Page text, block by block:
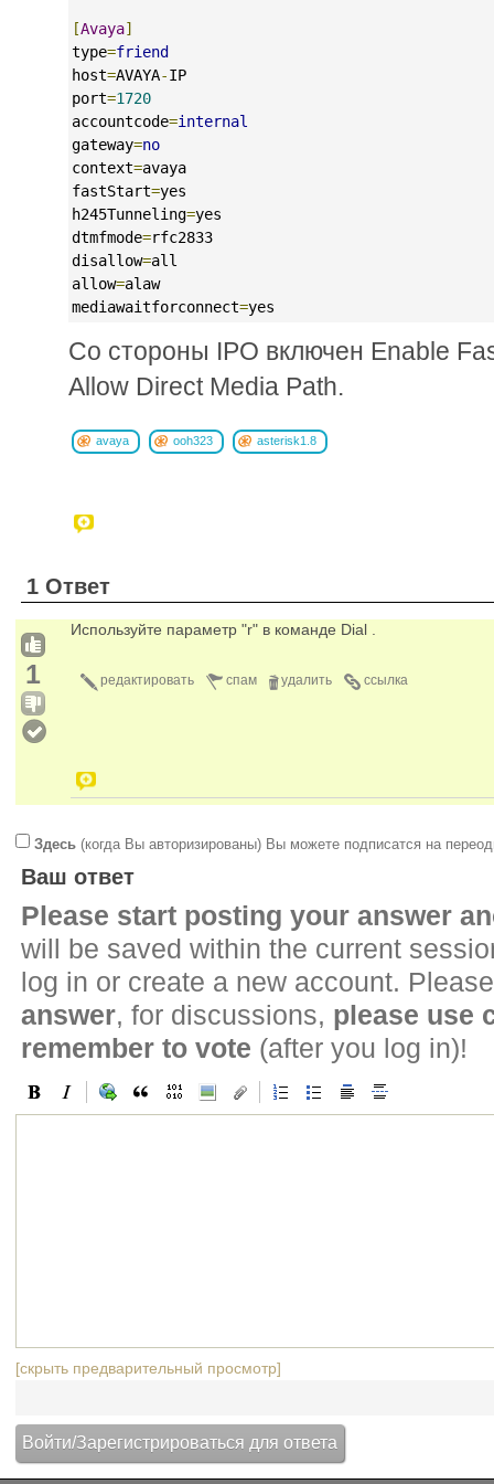
[Avaya]
type=friend
host=AVAYA-IP
port=1720
accountcode=internal
gateway=no
context=avaya
fastStart=yes
h245Tunneling=yes
dtmfmode=rfc2833
disallow=all
allow=alaw
mediawaitforconnect=yes
Со стороны IPO включен Enable
Allow Direct Media Path.
avaya ooh323 asterisk1.8
1 Ответ
1
Используйте параметр "r" в команде Dial .
ссылка
удалить
спам
редактировать
Здесь (когда Вы авторизированы) Вы можете подписатся на
Ваш ответ
Please start posting your answer
will be saved within the current
log in or create a new account.
answer, for discussions, please use
remember to vote (after you log in)!
[скрыть предварительный просмотр]